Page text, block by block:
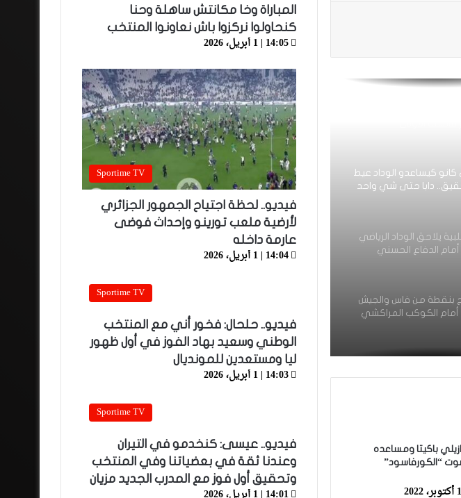
بعد التوقف الدولي
كانو كيساعدو الوداد عيط
دابا حتى شي واحد
يلاحق الوداد الرياضي
الدفاع الحسني
بنقطة من فاس والجيش
الكوكب المراكشي
فاخر بـ4 ملايين لليلة… ونهاية
العام ويعقد لقاء
باكيتا ومساعده
“الكورفاسود”
المباراة وخا مكانتش ساهلة وحنا
كنحاولوا نركزوا باش نعاونوا المنتخب
14:05 | 1 أبريل، 2026
Sportime TV
فيديو.. لحظة اجتياح الجمهور الجزائري
لأرضية ملعب تورينو وإحداث فوضى
عارمة داخله
14:04 | 1 أبريل، 2026
Sportime TV
فيديو.. حلحال: فخور أني مع المنتخب
الوطني وسعيد بهاد الفوز في أول ظهور
ليا ومستعدين للمونديال
14:03 | 1 أبريل، 2026
Sportime TV
فيديو.. عيسى: كنخدمو في التيران
وعندنا ثقة في بعضياتنا وفي المنتخب
وتحقيق أول فوز مع المدرب الجديد مزيان